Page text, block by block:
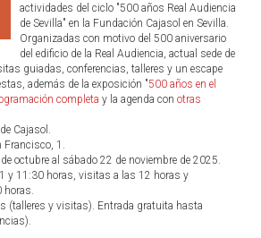
actividades del ciclo "500 años Real Audiencia
de Sevilla" en la Fundación Cajasol en Sevilla.
Organizadas con motivo del 500 aniversario
del edificio de la Real Audiencia, actual sede de
guiadas, conferencias, talleres y un escape
además de la exposición "500 años en el
completa y la agenda con otras
Cajasol.
Francisco, 1.
octubre al sábado 22 de noviembre de 2025.
y 11:30 horas, visitas a las 12 horas y
horas.
(talleres y visitas). Entrada gratuita hasta